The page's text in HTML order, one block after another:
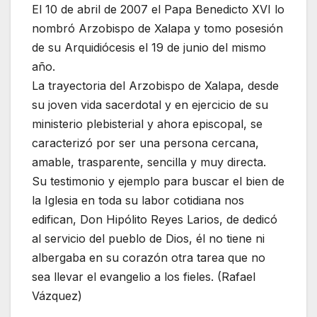
El 10 de abril de 2007 el Papa Benedicto XVI lo
nombró Arzobispo de Xalapa y tomo posesión
de su Arquidiócesis el 19 de junio del mismo
año.
La trayectoria del Arzobispo de Xalapa, desde
su joven vida sacerdotal y en ejercicio de su
ministerio plebisterial y ahora episcopal, se
caracterizó por ser una persona cercana,
amable, trasparente, sencilla y muy directa.
Su testimonio y ejemplo para buscar el bien de
la Iglesia en toda su labor cotidiana nos
edifican, Don Hipólito Reyes Larios, de dedicó
al servicio del pueblo de Dios, él no tiene ni
albergaba en su corazón otra tarea que no
sea llevar el evangelio a los fieles. (Rafael
Vázquez)